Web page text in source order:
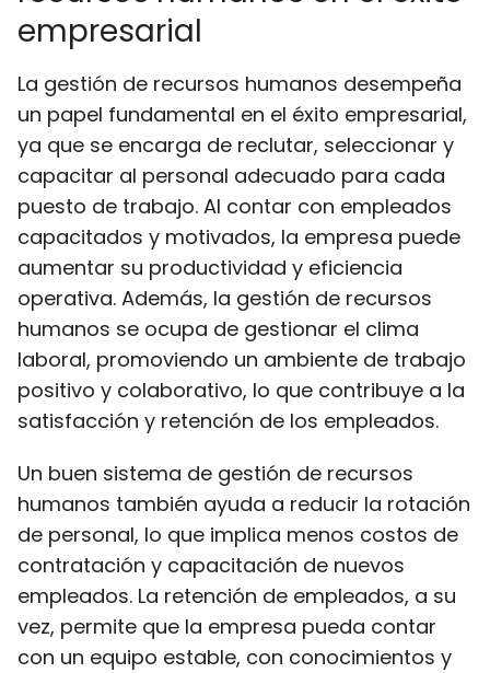
empresarial
La gestión de recursos humanos desempeña
un papel fundamental en el éxito empresarial,
ya que se encarga de reclutar, seleccionar y
capacitar al personal adecuado para cada
puesto de trabajo. Al contar con empleados
capacitados y motivados, la empresa puede
aumentar su productividad y eficiencia
operativa. Además, la gestión de recursos
humanos se ocupa de gestionar el clima
laboral, promoviendo un ambiente de trabajo
positivo y colaborativo, lo que contribuye a la
satisfacción y retención de los empleados.
Un buen sistema de gestión de recursos
humanos también ayuda a reducir la rotación
de personal, lo que implica menos costos de
contratación y capacitación de nuevos
empleados. La retención de empleados, a su
vez, permite que la empresa pueda contar
con un equipo estable, con conocimientos y